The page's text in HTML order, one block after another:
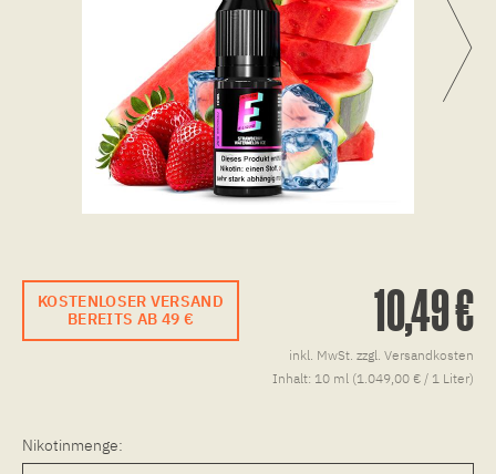
KOSTENLOSER VERSAND
BEREITS AB 49 €
10,49 €
inkl. MwSt. zzgl. Versandkosten
Inhalt: 10 ml (1.049,00 € / 1 Liter)
Nikotinmenge: